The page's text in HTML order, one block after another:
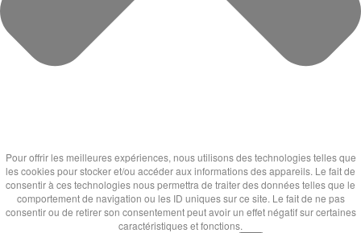
Pour offrir les meilleures expériences, nous utilisons des technologies telles que
les cookies pour stocker et/ou accéder aux informations des appareils. Le fait de
consentir à ces technologies nous permettra de traiter des données telles que le
comportement de navigation ou les ID uniques sur ce site. Le fait de ne pas
consentir ou de retirer son consentement peut avoir un effet négatif sur certaines
caractéristiques et fonctions.